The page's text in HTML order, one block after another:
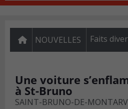
NOUVELLES Faits
Une voiture
à St-Bruno
SAINT-BRUNO-DE-